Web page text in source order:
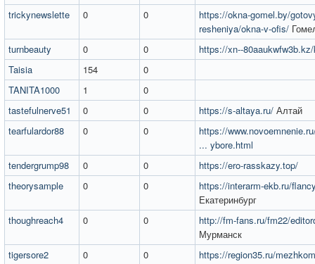
trickynewslette
0 0
https://okna-gomel.by/
resheniya/okna-v-ofis/
turnbeauty
0 0
https://xn--
Taisia
154
0
TANITA1000
1
0
tastefulnerve51
0 0 https://s-altaya.ru/ Алтай​
tearfulardor88
0 0
https://
... ybore.html
tendergrump98
0 0
https://ero-rasskazy.top/
theorysample
0 0
https://interarm-ekb.ru/
Екатеринбург
thoughreach4
0 0
http://fm-fans.ru/fm22/
Мурманск
tigersore2
0 0
https://region35.ru/